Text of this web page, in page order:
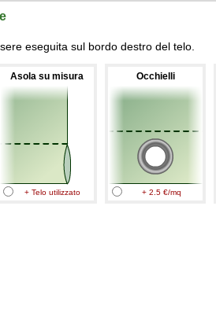
eseguita sul bordo destro del telo.
Asola su misura
+ Telo utilizzato
Occhielli
+ 2.5 €/mq